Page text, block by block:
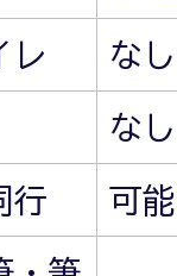
レ なし
なし
行 可能